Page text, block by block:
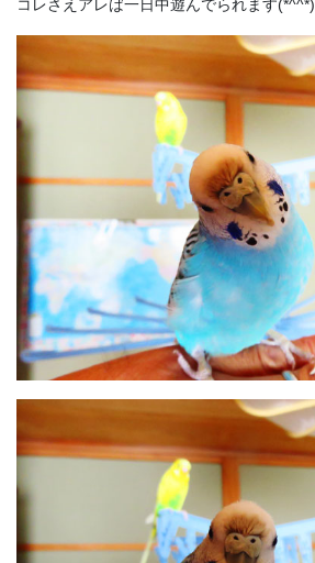
コレさえアレば一日中遊んでられます(*^^*)